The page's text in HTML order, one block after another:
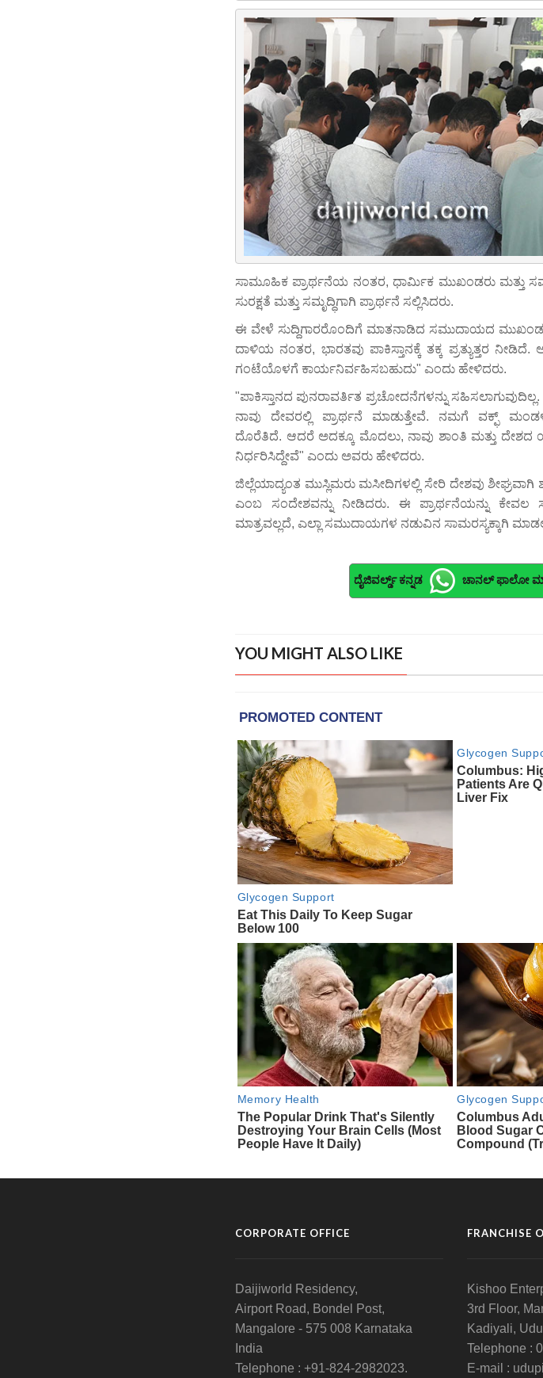
ಸಾಮೂಹಿಕ ಪ್ರಾರ್ಥನೆಯ ನಂತರ, ಧಾರ್ಮಿಕ ಮುಖಂಡರು ಮತ್ತು
ಸುರಕ್ಷತೆ ಮತ್ತು ಸಮೃದ್ಧಿಗಾಗಿ ಪ್ರಾರ್ಥನೆ ಸಲ್ಲಿಸಿದರು.
ಈ ವೇಳೆ ಸುದ್ದಿಗಾರರೊಂದಿಗೆ ಮಾತನಾಡಿದ ಸಮುದಾಯದ ಮುಖಂಡ
ದಾಳಿಯ ನಂತರ, ಭಾರತವು ಪಾಕಿಸ್ತಾನಕ್ಕೆ ತಕ್ಕ ಪ್ರತ್ಯುತ್ತರ
ಗಂಟೆಯೊಳಗೆ ಕಾರ್ಯನಿರ್ವಹಿಸಬಹುದು" ಎಂದು ಹೇಳಿದರು.
"ಪಾಕಿಸ್ತಾನದ ಪುನರಾವರ್ತಿತ ಪ್ರಚೋದನೆಗಳನ್ನು
ನಾವು ದೇವರಲ್ಲಿ ಪ್ರಾರ್ಥನೆ ಮಾಡುತ್ತೇವೆ. ನಮಗೆ ವಕ್ಫ್
ದೊರೆತಿದೆ. ಆದರೆ ಅದಕ್ಕೂ ಮೊದಲು, ನಾವು ಶಾಂತಿ ಮತ್ತು ದೇಶದ
ನಿರ್ಧರಿಸಿದ್ದೇವೆ" ಎಂದು ಅವರು ಹೇಳಿದರು.
ಜಿಲ್ಲೆಯಾದ್ಯಂತ ಮುಸ್ಲಿಮರು ಮಸೀದಿಗಳಲ್ಲಿ ಸೇರಿ ದೇಶವು ಶೀಘ್ರವಾಗಿ
ಎಂಬ ಸಂದೇಶವನ್ನು ನೀಡಿದರು. ಈ ಪ್ರಾರ್ಥನೆಯನ್ನು ಕೇವಲ
ಮಾತ್ರವಲ್ಲದೆ, ಎಲ್ಲಾ ಸಮುದಾಯಗಳ ನಡುವಿನ ಸಾಮರಸ್ಯಕ್ಕಾಗಿ
ದೈಜಿವರ್ಲ್ಡ್ ಕನ್ನಡ ಚಾನಲ್ ಫಾಲೋ
YOU MIGHT ALSO LIKE
CORPORATE OFFICE
Daijiworld Residency,
Airport Road, Bondel Post,
Mangalore - 575 008 Karnataka
India
Telephone : +91-824-2982023.
FRANCHISE
Kishoo
3rd Floor,
Kadiyali,
Telephone :
E-mail :